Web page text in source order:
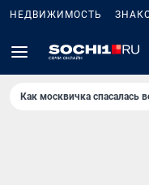
НЕДВИЖИМОСТЬ
Как москвичка спасалась